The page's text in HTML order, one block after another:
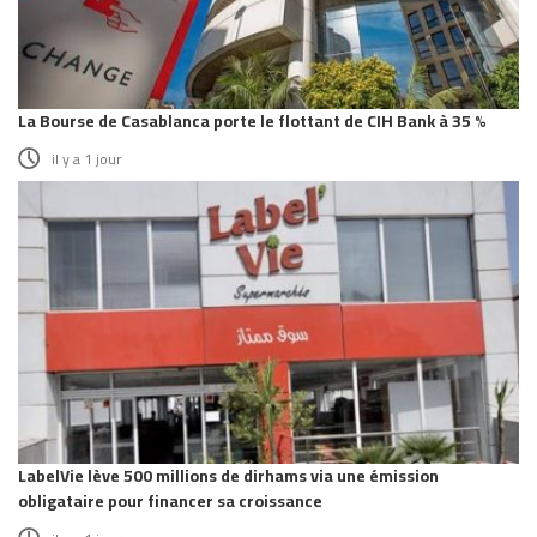
La Bourse de Casablanca porte le flottant de CIH Bank à 35 %
il y a 1 jour
LabelVie lève 500 millions de dirhams via une émission
obligataire pour financer sa croissance